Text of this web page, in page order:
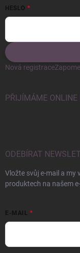
HESLO
Nová registrace
PŘIJÍMÁME ONLINE
ODEBÍRAT
Vložte svůj e-mail a my
produktech na našem
E-MAIL